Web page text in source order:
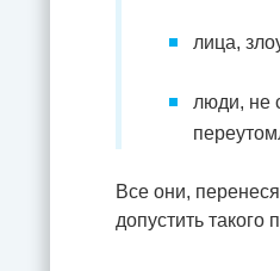
лица,
люди, не
Все они,
допустить такого